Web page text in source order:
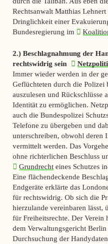
Rechtsanwalt Matthias
Dringlichkeit einer
Bundesregierung im
2.) Beschlagnahmung der
rechtswidrig sein (
Immer wieder werden in der
Geflüchteten durch die Polizei
auszulesen und Rückschlüsse
Identität zu ermöglichen.
auch die Bundespolizei
Telefone zu übergeben und
unterschreiben, obwohl deren
vermittelt werden. Das
ohne richterlichen Beschluss
Grundrecht eines Schutzes
Eine flächendeckende
Endgeräte erklärte das
für rechtswidrig. Ob sich die
hierzulande vereinbaren lässt,
für Freiheitsrechte. Der Verein
dem Verwaltungsgericht
Durchsuchung der